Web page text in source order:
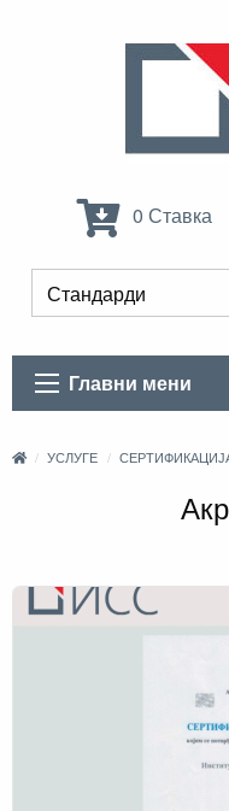
0 Ставка
Главни мени
УСЛУГЕ